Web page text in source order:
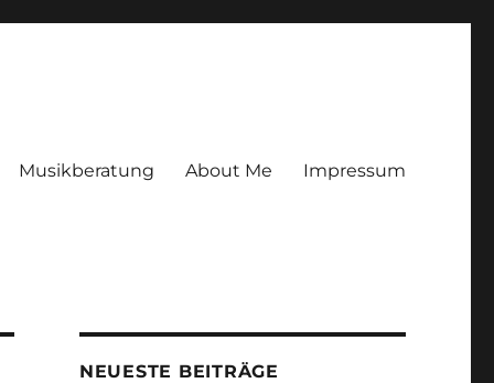
Musikberatung About Me Impressum
NEUESTE BEITRÄGE